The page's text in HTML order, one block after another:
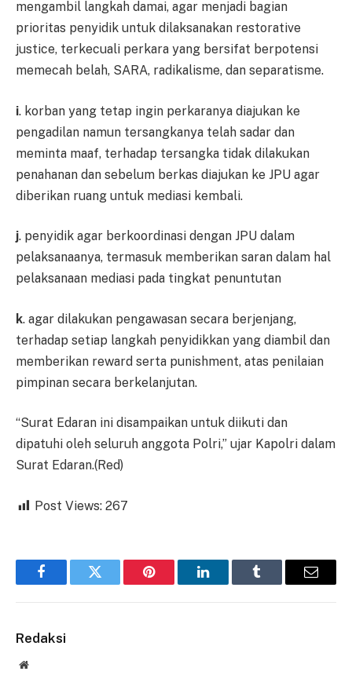
mengambil langkah damai, agar menjadi bagian
prioritas penyidik untuk dilaksanakan restorative
justice, terkecuali perkara yang bersifat berpotensi
memecah belah, SARA, radikalisme, dan separatisme.
i. korban yang tetap ingin perkaranya diajukan ke
pengadilan namun tersangkanya telah sadar dan
meminta maaf, terhadap tersangka tidak dilakukan
penahanan dan sebelum berkas diajukan ke JPU agar
diberikan ruang untuk mediasi kembali.
j. penyidik agar berkoordinasi dengan JPU dalam
pelaksanaanya, termasuk memberikan saran dalam hal
pelaksanaan mediasi pada tingkat penuntutan
k. agar dilakukan pengawasan secara berjenjang,
terhadap setiap langkah penyidikkan yang diambil dan
memberikan reward serta punishment, atas penilaian
pimpinan secara berkelanjutan.
“Surat Edaran ini disampaikan untuk diikuti dan
dipatuhi oleh seluruh anggota Polri,” ujar Kapolri dalam
Surat Edaran.(Red)
Post Views: 267
FacebookTwitter Pinterest LinkedInTumblr Email
Redaksi
Website